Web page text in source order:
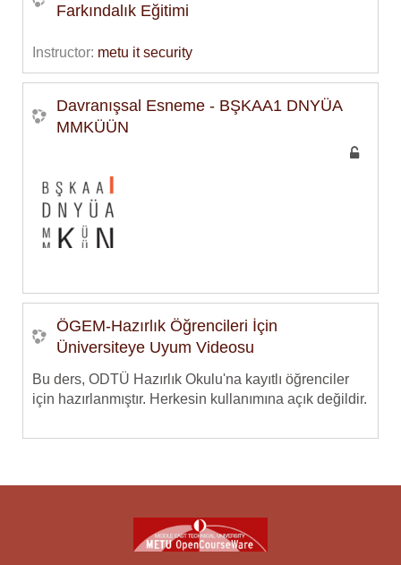
Farkındalık Eğitimi
Instructor: metu it security
Davranışsal Esneme - BŞKAA1 DNYÜA
MMKÜÜN
ÖGEM-Hazırlık Öğrencileri İçin
Üniversiteye Uyum Videosu
Bu ders, ODTÜ Hazırlık Okulu'na kayıtlı öğrenciler
için hazırlanmıştır. Herkesin kullanımına açık değildir.